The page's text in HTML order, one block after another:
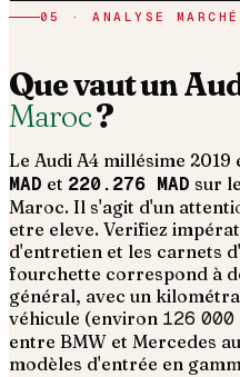
05 · ANALYSE MARCHÉ
Que vaut un
Maroc?
Le Audi A4 millésime 2019
MAD et 220.276 MAD sur
Maroc. Il s'agit d'un
etre eleve. Verifiez
d'entretien et les carnets
fourchette correspond à
général, avec un
véhicule (environ 126 000
entre BMW et Mercedes
modèles d'entrée en